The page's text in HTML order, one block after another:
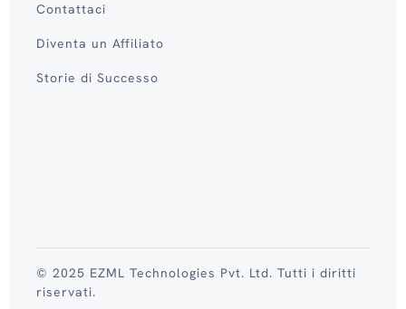
Contattaci
Diventa un Affiliato
Storie di Successo
© 2025 EZML Technologies Pvt. Ltd. Tutti i diritti
riservati.